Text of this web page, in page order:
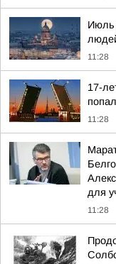
Июль
11:28
17-
11:28
для
11:28